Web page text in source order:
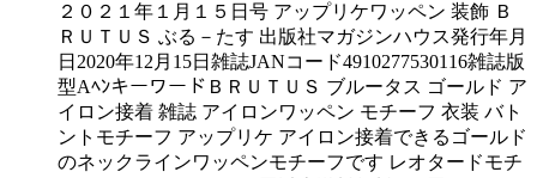
２０２１年１月１５日号 アップリケワッペン 装飾 Ｂ
ＲＵＴＵＳ ぶる－たす 出版社マガジンハウス発行年月
日2020年12月15日雑誌JANコード4910277530116雑誌版
型AﾍﾝキーワードＢＲＵＴＵＳ ブルータス ゴールド ア
イロン接着 雑誌 アイロンワッペン モチーフ 衣装 バト
ントモチーフ アップリケ アイロン接着できるゴールド
のネックラインワッペンモチーフです レオタードモチ